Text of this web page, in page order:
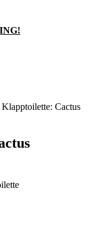
Cactus